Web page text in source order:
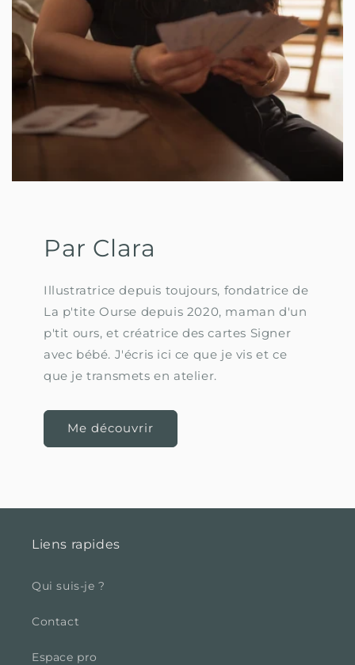
Par Clara
Illustratrice depuis toujours, fondatrice de
La p'tite Ourse depuis 2020, maman d'un
p'tit ours, et créatrice des cartes Signer
avec bébé. J'écris ici ce que je vis et ce
que je transmets en atelier.
Me découvrir
Liens rapides
Qui suis-je ?
Contact
Espace pro